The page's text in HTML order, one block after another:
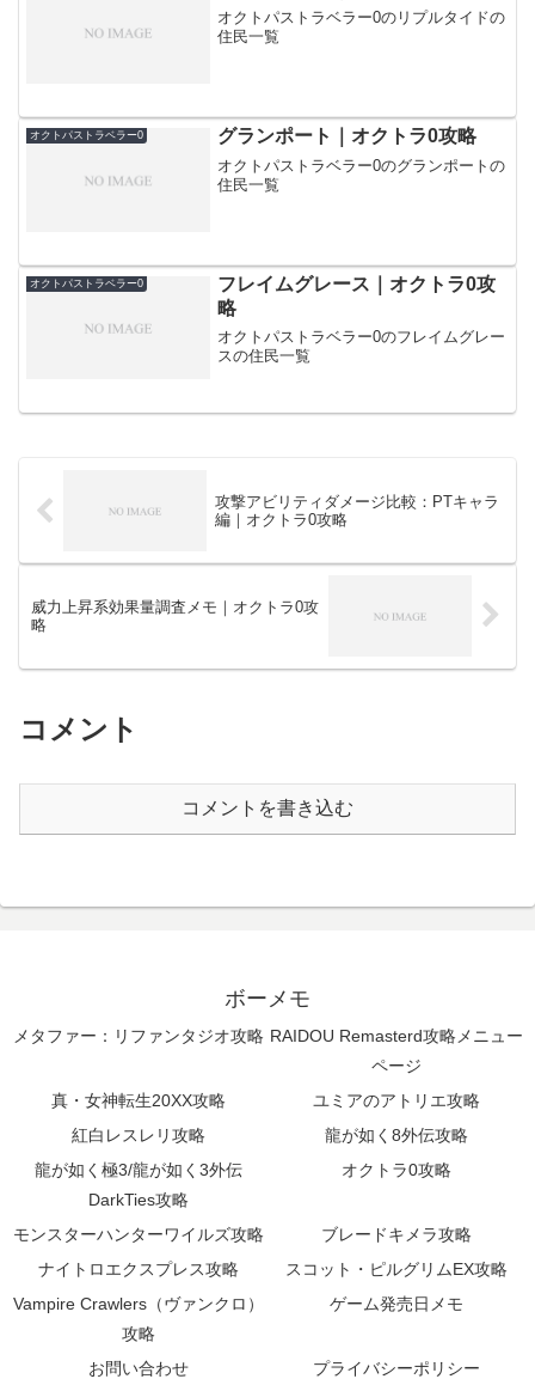
オクトパストラベラー0のリプルタイドの
住民一覧
オクトパストラベラー0 グランポート｜オクトラ0攻略
オクトパストラベラー0のグランポートの
住民一覧
オクトパストラベラー0
フレイムグレース｜オクトラ0攻
略
オクトパストラベラー0のフレイムグレー
スの住民一覧
攻撃アビリティダメージ比較：PTキャラ
編｜オクトラ0攻略
威力上昇系効果量調査メモ｜オクトラ0攻
略
コメント
コメントを書き込む
ボーメモ
メタファー：リファンタジオ攻略 RAIDOU Remasterd攻略メニュー
ページ
真・女神転生20XX攻略
ユミアのアトリエ攻略
紅白レスレリ攻略
龍が如く8外伝攻略
龍が如く極3/龍が如く3外伝
DarkTies攻略
オクトラ0攻略
モンスターハンターワイルズ攻略
ブレードキメラ攻略
ナイトロエクスプレス攻略
スコット・ピルグリムEX攻略
Vampire Crawlers（ヴァンクロ）
攻略
ゲーム発売日メモ
お問い合わせ プライバシーポリシー